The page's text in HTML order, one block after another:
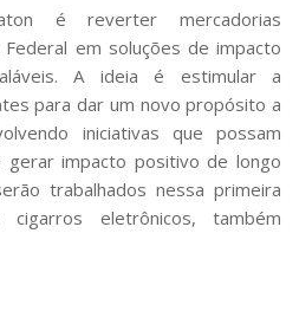
em Rede
é reverter mercadorias
em soluções de impacto
A ideia é estimular a
para dar um novo propósito a
iniciativas que possam
gerar impacto positivo de longo
trabalhados nessa primeira
eletrônicos, também